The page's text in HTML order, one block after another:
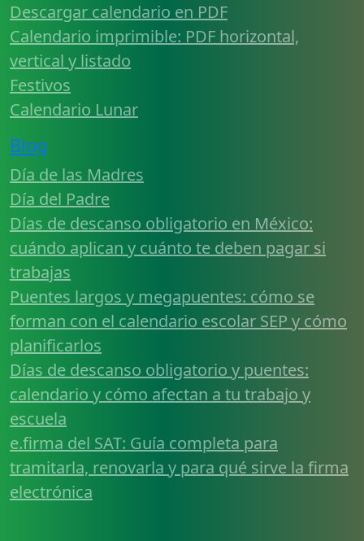
Descargar calendario en PDF
Calendario imprimible: PDF horizontal,
vertical y listado
Festivos
Calendario Lunar
Blog
Día de las Madres
Día del Padre
Días de descanso obligatorio en México:
cuándo aplican y cuánto te deben pagar si
trabajas
Puentes largos y megapuentes: cómo se
forman con el calendario escolar SEP y cómo
planificarlos
Días de descanso obligatorio y puentes:
calendario y cómo afectan a tu trabajo y
escuela
e.firma del SAT: Guía completa para
tramitarla, renovarla y para qué sirve la firma
electrónica